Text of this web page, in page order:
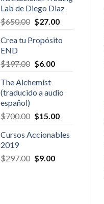
Lab de Diego Diaz
$650.00 Original
was:
$27.00Current
is:
Crea tu Propósito
END
$197.00 Original
was:
$197.00.
$6.00Current
$6.00.
The Alchemist
(traducido a audio
español)
$700.00 Original
was:
$15.00Current
is:
Cursos Accionables
2019
$297.00 Original
$9.00Current